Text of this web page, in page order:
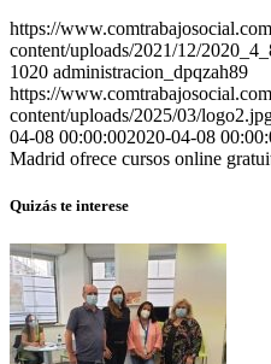
https://
content/uploads/2021/12/
1020 administracion_dpqzah89
https://
content/uploads/2025/03/
04-08 00:00:002020-04-08
Madrid ofrece cursos online
Quizás te interese